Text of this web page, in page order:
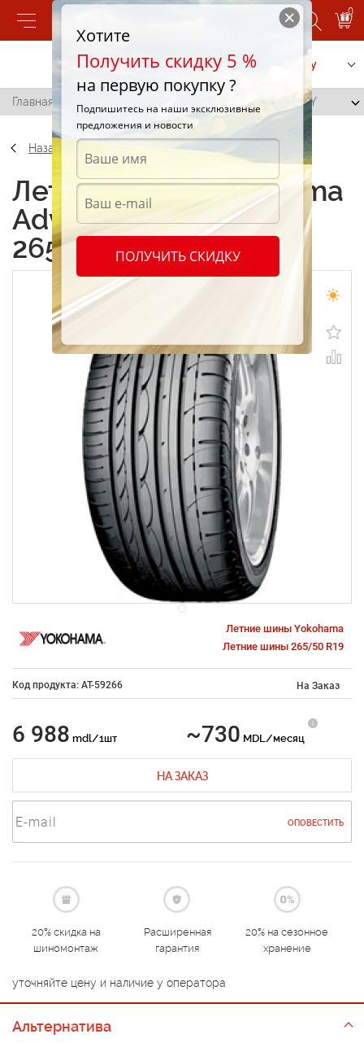
0
Позвонить Заказать услугу
Главная / Yokohama Advan Sport V103 265/50 R19 110Y
Назад
Летние шины Yokohama
Advan Sport V103
265/50 R19 110Y
Летние шины Yokohama
Летние шины 265/50 R19
Код продукта: AT-59266 На Заказ
6 988 mdl/1шт ~730 MDL/месяц
НА ЗАКАЗ
ОПОВЕСТИТЬ
20% скидка на
шиномонтаж
Расширенная
гарантия
20% на сезонное
хранение
уточняйте цену и наличие у оператора
Альтернатива
Хотите
Получить скидку 5 %
на первую покупку ?
Подпишитесь на наши эксклюзивные
предложения и новости
ПОЛУЧИТЬ СКИДКУ